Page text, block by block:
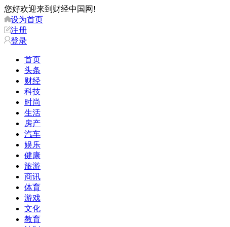
您好欢迎来到财经中国网!
设为首页
注册
登录
首页
头条
财经
科技
时尚
生活
房产
汽车
娱乐
健康
旅游
商讯
体育
游戏
文化
教育